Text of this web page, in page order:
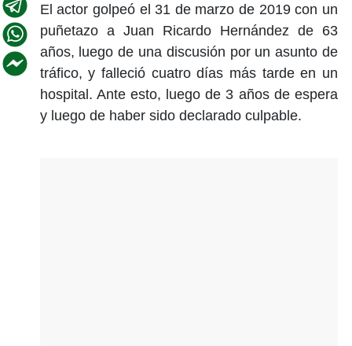
El actor golpeó el 31 de marzo de 2019 con un
puñetazo a Juan Ricardo Hernández de 63
años, luego de una discusión por un asunto de
tráfico, y falleció cuatro días más tarde en un
hospital. Ante esto, luego de 3 años de espera
y luego de haber sido declarado culpable.